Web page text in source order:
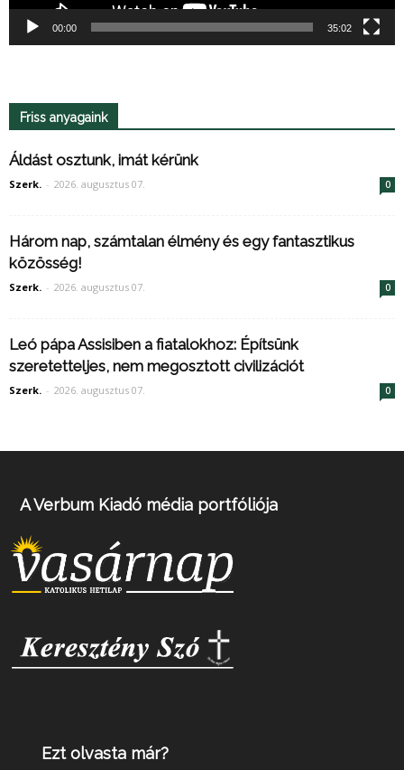
00:00 35:02
Friss anyagaink
Áldást osztunk, imát kérünk
Szerk. - 2026. augusztus 07. 0
Három nap, számtalan élmény és egy fantasztikus
közösség!
Szerk. - 2026. augusztus 07. 0
Leó pápa Assisiben a fiatalokhoz: Építsünk
szeretetteljes, nem megosztott civilizációt
Szerk. - 2026. augusztus 07. 0
A Verbum Kiadó média portfóliója
Ezt olvasta már?